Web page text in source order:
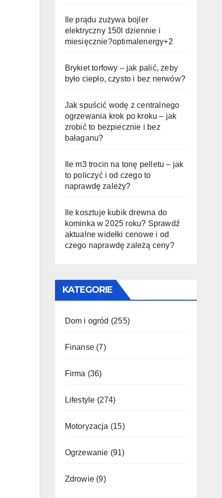
Ile prądu zużywa bojler
elektryczny 150l dziennie i
miesięcznie?optimalenergy+2
Brykiet torfowy – jak palić, żeby
było ciepło, czysto i bez nerwów?
Jak spuścić wodę z centralnego
ogrzewania krok po kroku – jak
zrobić to bezpiecznie i bez
bałaganu?
Ile m3 trocin na tonę pelletu – jak
to policzyć i od czego to
naprawdę zależy?
Ile kosztuje kubik drewna do
kominka w 2025 roku? Sprawdź
aktualne widełki cenowe i od
czego naprawdę zależą ceny?
KATEGORIE
Dom i ogród (255)
Finanse(7)
Firma (36)
Lifestyle (274)
Motoryzacja (15)
Ogrzewanie (91)
Zdrowie(9)